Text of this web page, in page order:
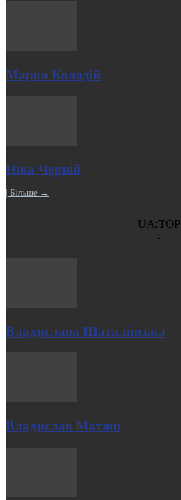
Марко Колодій
Ніка Черній
| Більше →
UA:TOP
Владислава Шаталінська
Владислав Матяш